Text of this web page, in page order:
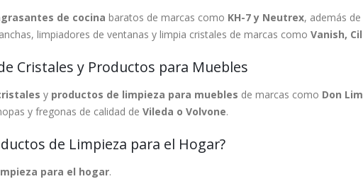
de cocina baratos de marcas como KH-7 y Neutrex, además
limpiadores de ventanas y limpia cristales de marcas como Vanish,
Cristales y Productos para Muebles
y productos de limpieza para muebles de marcas como Don
y fregonas de calidad de Vileda o Volvone.
de Limpieza para el Hogar?
para el hogar.